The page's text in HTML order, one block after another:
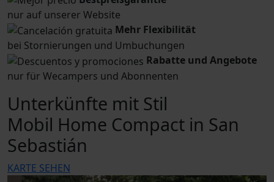
nur auf unserer Website
Mehr Flexibilität
bei Stornierungen und Umbuchungen
Rabatte und Angebote
nur für Wecampers und Abonnenten
Unterkünfte mit Stil
Mobil Home Compact in San
Sebastián
KARTE SEHEN